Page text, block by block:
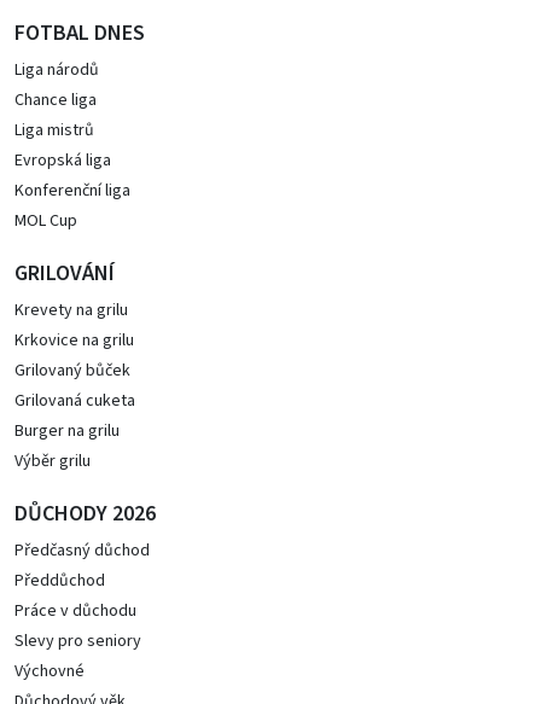
FOTBAL DNES
Liga národů
Chance liga
Liga mistrů
Evropská liga
Konferenční liga
MOL Cup
GRILOVÁNÍ
Krevety na grilu
Krkovice na grilu
Grilovaný bůček
Grilovaná cuketa
Burger na grilu
Výběr grilu
DŮCHODY 2026
Předčasný důchod
Předdůchod
Práce v důchodu
Slevy pro seniory
Výchovné